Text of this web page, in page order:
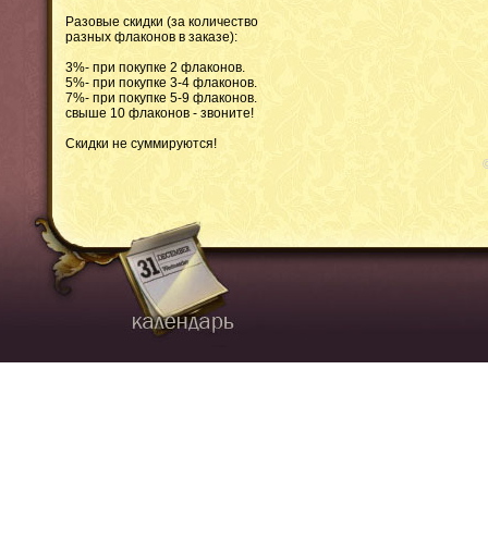
Разовые скидки (за количество
разных флаконов в заказе):
3%- при покупке 2 флаконов.
5%- при покупке 3-4 флаконов.
7%- при покупке 5-9 флаконов.
свыше 10 флаконов - звоните!
Скидки не суммируются!